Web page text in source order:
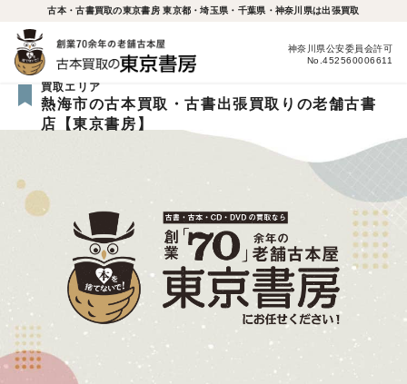
古本・古書買取の東京書房 東京都・埼玉県・千葉県・神奈川県は出張買取
神奈川県公安委員会許可
No.452560006611
買取エリア
熱海市の古本買取・古書出張買取りの老舗古書
店【東京書房】